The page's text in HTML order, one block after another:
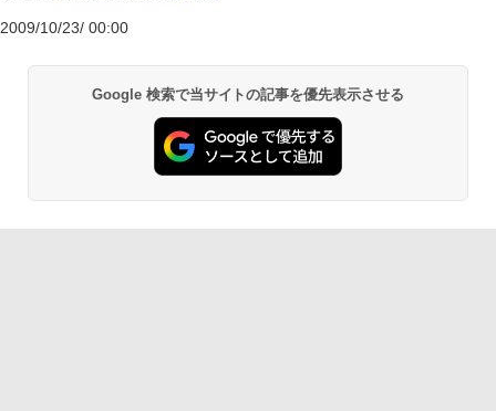
2009/10/23/ 00:00
Google 検索で当サイトの記事を優先表示させる